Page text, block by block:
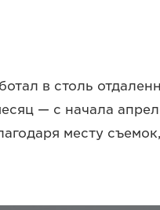
в столь
— с начала
месту